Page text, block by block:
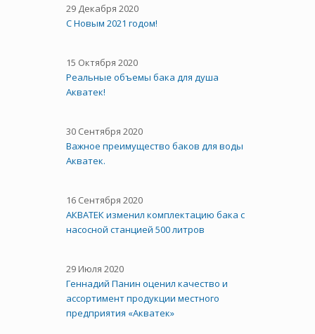
29 Декабря 2020
С Новым 2021 годом!
15 Октября 2020
Реальные объемы бака для душа
Акватек!
30 Сентября 2020
Важное преимущество баков для воды
Акватек.
16 Сентября 2020
АКВАТЕК изменил комплектацию бака с
насосной станцией 500 литров
29 Июля 2020
Геннадий Панин оценил качество и
ассортимент продукции местного
предприятия «Акватек»